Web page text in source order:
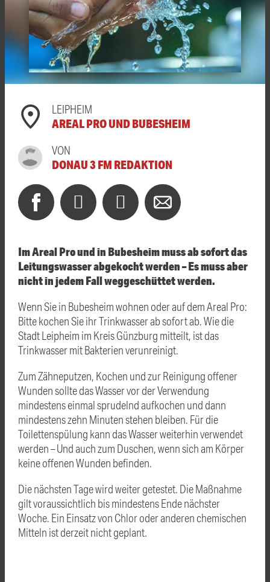
LEIPHEIM
AREAL PRO UND BUBESHEIM
VON
DONAU 3 FM REDAKTION
Im Areal Pro und in Bubesheim muss ab sofort das
Leitungswasser abgekocht werden – Es muss aber
nicht in jedem Fall weggeschüttet werden.
Wenn Sie in Bubesheim wohnen oder auf dem Areal Pro:
Bitte kochen Sie ihr Trinkwasser ab sofort ab. Wie die
Stadt Leipheim im Kreis Günzburg mitteilt, ist das
Trinkwasser mit Bakterien verunreinigt.
Zum Zähneputzen, Kochen und zur Reinigung offener
Wunden sollte das Wasser vor der Verwendung
mindestens einmal sprudelnd aufkochen und dann
mindestens zehn Minuten stehen bleiben. Für die
Toilettenspülung kann das Wasser weiterhin verwendet
werden – Und auch zum Duschen, wenn sich am Körper
keine offenen Wunden befinden.
Die nächsten Tage wird weiter getestet. Die Maßnahme
gilt voraussichtlich bis mindestens Ende nächster
Woche. Ein Einsatz von Chlor oder anderen chemischen
Mitteln ist derzeit nicht geplant.